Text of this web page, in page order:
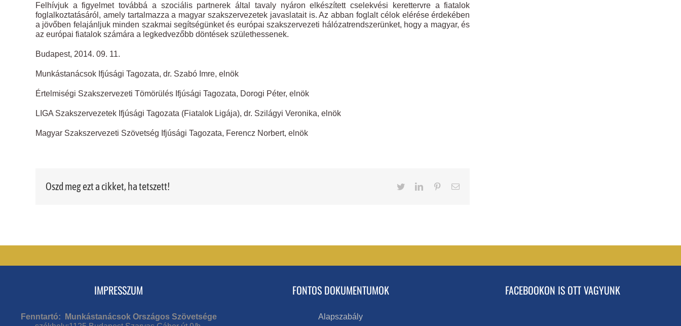
Felhívjuk a figyelmet továbbá a szociális partnerek által tavaly nyáron elkészített cselekvési kerettervre a fiatalok
foglalkoztatásáról, amely tartalmazza a magyar szakszervezetek javaslatait is. Az abban foglalt célok elérése érdekében
a jövőben felajánljuk minden szakmai segítségünket és európai szakszervezeti hálózatrendszerünket, hogy a magyar, és
az európai fiatalok számára a legkedvezőbb döntések születhessenek.
Budapest, 2014. 09. 11.
Munkástanácsok Ifjúsági Tagozata, dr. Szabó Imre, elnök
Értelmiségi Szakszervezeti Tömörülés Ifjúsági Tagozata, Dorogi Péter, elnök
LIGA Szakszervezetek Ifjúsági Tagozata (Fiatalok Ligája), dr. Szilágyi Veronika, elnök
Magyar Szakszervezeti Szövetség Ifjúsági Tagozata, Ferencz Norbert, elnök
Oszd meg ezt a cikket, ha tetszett! TwitterLinkedInPinterestEmail
IMPRESSZUM
Fenntartó: Munkástanácsok Országos Szövetsége
FONTOS DOKUMENTUMOK
Alapszabály
FACEBOOKON IS OTT VAGYUNK